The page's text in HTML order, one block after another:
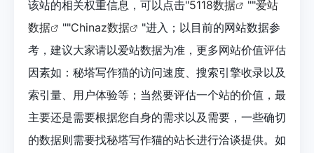
该站的相关权重信息，可以点击"5118数据 ""爱站
数据
""Chinaz数据
"进入；以目前的网站数据参
考，建议大家请以爱站数据为准，更多网站价值评估
因素如：秘塔写作猫的访问速度、搜索引擎收录以及
索引量、用户体验等；当然要评估一个站的价值，最
主要还是需要根据您自身的需求以及需要，一些确切
的数据则需要找秘塔写作猫的站长进行洽谈提供。如